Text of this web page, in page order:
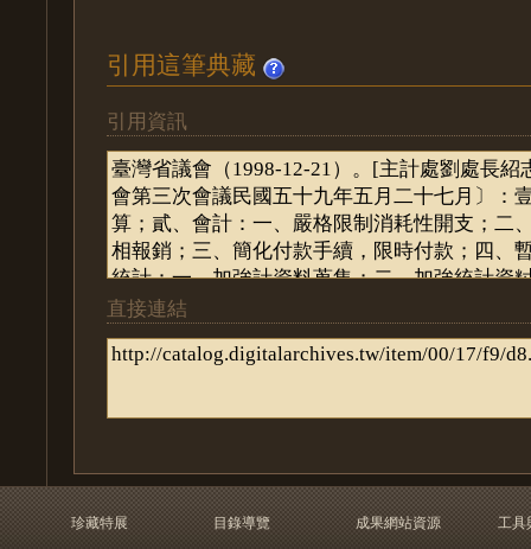
引用這筆典藏
引用資訊
直接連結
珍藏特展
目錄導覽
成果網站資源
工具